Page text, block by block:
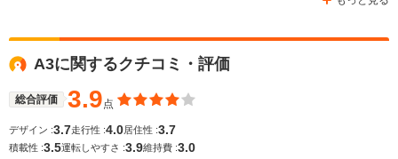
WLTCモード
燃費
排気量
-
999～1394cc
-
A3に関するクチコミ・評価
総合評価 3.9点
デザイン :3.7走行性 :4.0居住性 :3.7
積載性 :3.5運転しやすさ :3.9維持費 :3.0